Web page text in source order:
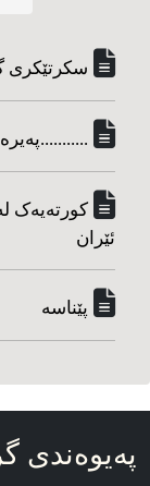
سکرتێکری
کورته‌یه‌ک
ئێران
پێناسه‌
په‌یوه‌ندی